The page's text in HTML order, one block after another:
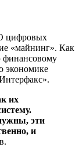
цифровых
«майнинг». Как
финансовому
экономике
их
эти
и